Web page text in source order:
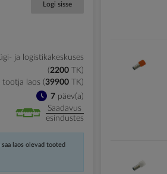
Logi sisse
ja logistikakeskuses
2200
TK
7päev(a)
tootja laos (39900 TK)
Saadavus
esindustes
laos olevad tooted